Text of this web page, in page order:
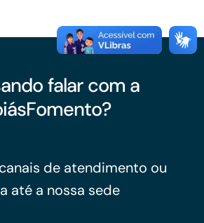
falar com a
de atendimento ou
até a nossa sede